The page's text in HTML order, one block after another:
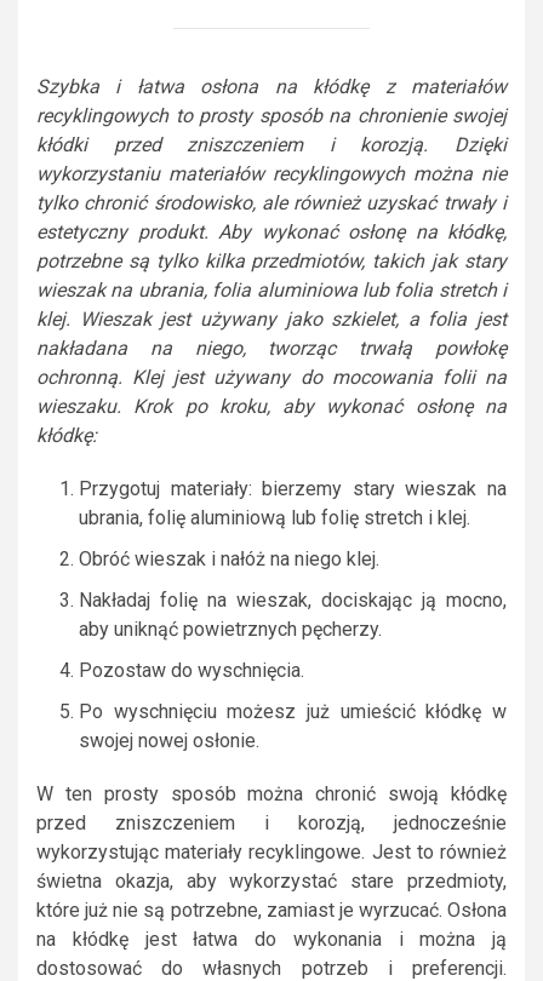
Szybka i łatwa osłona na kłódkę z materiałów
recyklingowych to prosty sposób na chronienie swojej
kłódki przed zniszczeniem i korozją. Dzięki
wykorzystaniu materiałów recyklingowych można nie
tylko chronić środowisko, ale również uzyskać trwały i
estetyczny produkt. Aby wykonać osłonę na kłódkę,
potrzebne są tylko kilka przedmiotów, takich jak stary
wieszak na ubrania, folia aluminiowa lub folia stretch i
klej. Wieszak jest używany jako szkielet, a folia jest
nakładana na niego, tworząc trwałą powłokę
ochronną. Klej jest używany do mocowania folii na
wieszaku. Krok po kroku, aby wykonać osłonę na
kłódkę:
Przygotuj materiały: bierzemy stary wieszak na
ubrania, folię aluminiową lub folię stretch i klej.
Obróć wieszak i nałóż na niego klej.
Nakładaj folię na wieszak, dociskając ją mocno,
aby uniknąć powietrznych pęcherzy.
Pozostaw do wyschnięcia.
Po wyschnięciu możesz już umieścić kłódkę w
swojej nowej osłonie.
W ten prosty sposób można chronić swoją kłódkę
przed zniszczeniem i korozją, jednocześnie
wykorzystując materiały recyklingowe. Jest to również
świetna okazja, aby wykorzystać stare przedmioty,
które już nie są potrzebne, zamiast je wyrzucać. Osłona
na kłódkę jest łatwa do wykonania i można ją
dostosować do własnych potrzeb i preferencji.